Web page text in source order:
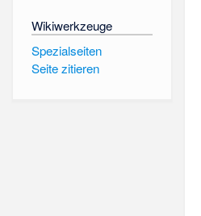
Wikiwerkzeuge
Spezialseiten
Seite zitieren